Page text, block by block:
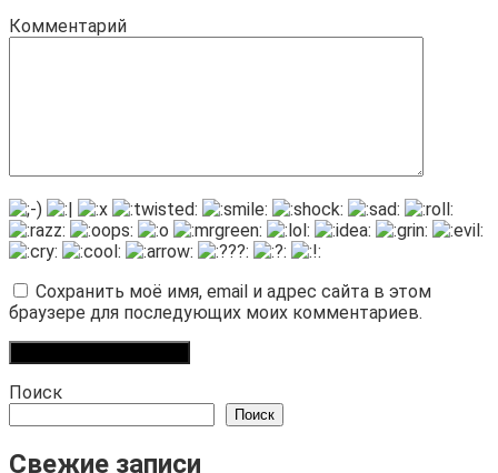
Комментарий
Сохранить моё имя, email и адрес сайта в этом
браузере для последующих моих комментариев.
Поиск
Поиск
Свежие записи